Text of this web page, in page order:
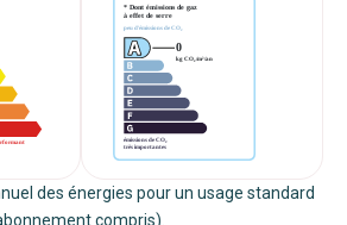
des énergies pour un usage standard
compris).